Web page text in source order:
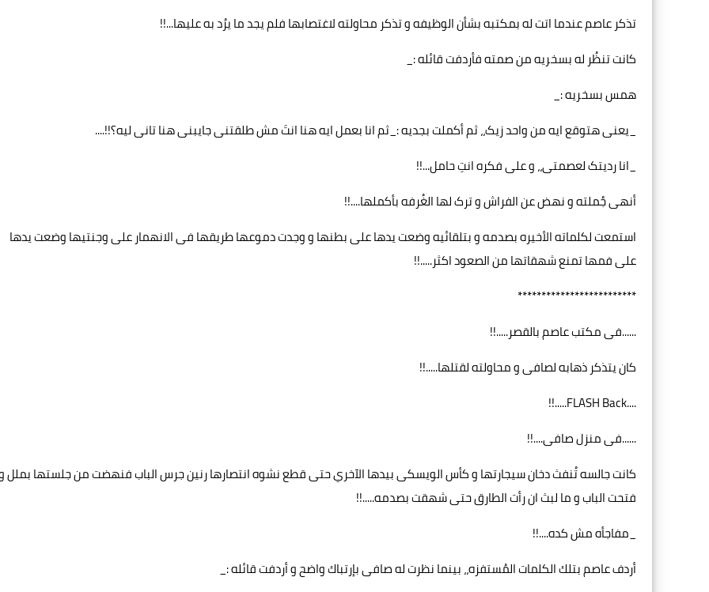
تذکر عاصم عندما اتت له بمکتبه بشأن الوظیفه و تذکر محاولته لاغتصابها فلم یجد ما یرُد به علیها...!!
کانت تنظُر له بسخريه من صمته فأردفت قائله :_
همس بسخريه :_
_یعنی هتوقع ایه من واحد زیک،، ثم أكملت بجديه :_ثم انا بعمل ایه هنا انتَ مش طلقتنی جایبنی هنا تانی لیه؟!!....
_انا ردیتک لعصمتی،، و علی فکره انتِ حامل...!!
أنهی جُملته و نهض عن الفراش و ترک لها الغُرفه بأكملها....!!
استمعت لکلماته الأخيره بصدمه و بتلقائيه وضعت یدها علی بطنها و وجدت دموعها طریقها فی الانهمار علی وجنتیها وضعت يدها
علی فمها تمنع شهقاتها من الصعود اکثر.....!!
*************************
......فی مکتب عاصم بالقصر.....!!
کان یتذکر ذهابه لصافی و محاولته لقتلها.....!!
....FLASH Back.....!!
......فی منزل صافی....!!
کانت جالسه تُنفث دخان سيجارتها و کأس الویسکی بیدها الآخري حتی قطع نشوه انتصارها رنین جرس الباب فنهضت من جلستها بملل
فتحت الباب و ما لبث ان رأت الطارق حتی شهقت بصدمه.....!!
_مفاجأه مش کده....!!
أردف عاصم بتلك الكلمات المُستفزه،، بینما نظرت له صافی بإرتباك واضح و أردفت قائله :_